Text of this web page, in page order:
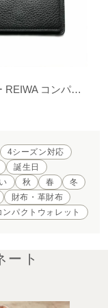
牛革 レザー REIWA コンパクト ミニウォレット アイレット ミニ財布 / フラグメントケース
4シーズン対応
誕生日
秋 春
冬
財布・革財布
パクトウォレット
ート